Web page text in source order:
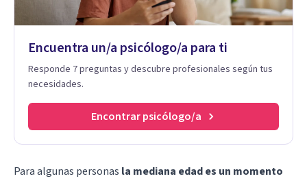
Encuentra un/a psicólogo/a para ti
Responde 7 preguntas y descubre profesionales según tus
necesidades.
Encontrar psicólogo/a
Para algunas personas la mediana edad es un momento